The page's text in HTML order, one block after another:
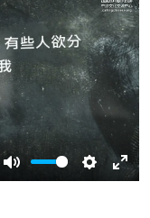
Mute Settings